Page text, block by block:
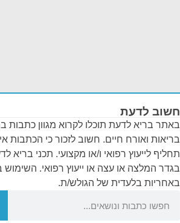
חשוב לדעת
באתר בריא לדעת תוכלו לקרוא מגוון כתבות
בריאות ואורח חיים. חשוב לזכור כי הכתבות
תחליף לייעוץ רפואי ו/או מקצועי. תכני בריא
בגדר המלצה או עצה או ייעוץ רפואי.
באחריות בלעדית של הגולש/ת.